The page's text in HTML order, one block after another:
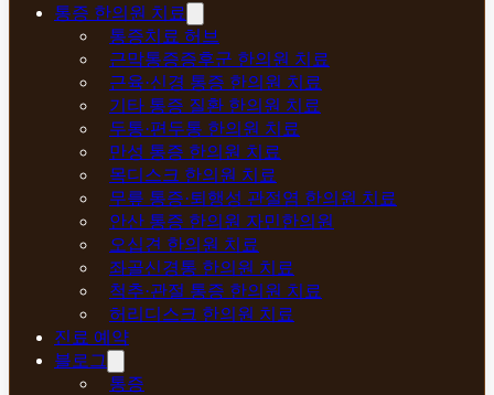
통증 한의원 치료
통증치료 허브
근막통증증후군 한의원 치료
근육·신경 통증 한의원 치료
기타 통증 질환 한의원 치료
두통·편두통 한의원 치료
만성 통증 한의원 치료
목디스크 한의원 치료
무릎 통증·퇴행성 관절염 한의원 치료
안산 통증 한의원 자민한의원
오십견 한의원 치료
좌골신경통 한의원 치료
척추·관절 통증 한의원 치료
허리디스크 한의원 치료
진료 예약
블로그
통증